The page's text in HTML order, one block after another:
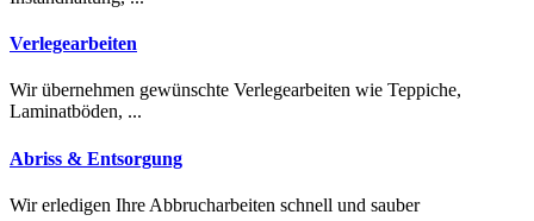
Verlegearbeiten
Wir übernehmen gewünschte Verlegearbeiten wie Teppiche,
Laminatböden, ...
Abriss & Entsorgung
Wir erledigen Ihre Abbrucharbeiten schnell und sauber